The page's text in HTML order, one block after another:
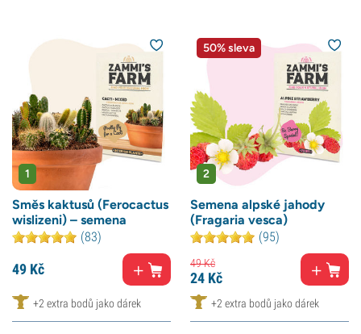
1
Směs kaktusů (Ferocactus
wislizeni) – semena
(83)
49 Kč
+2 extra bodů jako dárek
50% sleva
2
Semena alpské jahody
(Fragaria vesca)
(95)
49Kč
24 Kč
+2 extra bodů jako dárek